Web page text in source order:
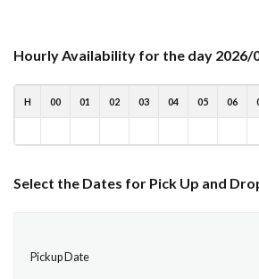
Hourly Availability for the day 2026/
H 00 01 02 03 04 05 06
Select the Dates for Pick Up and
Pickup Date